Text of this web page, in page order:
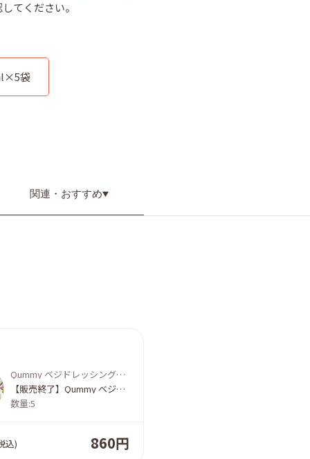
袋
関連・ おすすめ
Qummy ベジドレッシング かけるたまねぎ60ml×5袋
【販売終了】Qummy ベジドレッシング かけるたまねぎ60ml｜キユーピー
数量:5
込) 860円